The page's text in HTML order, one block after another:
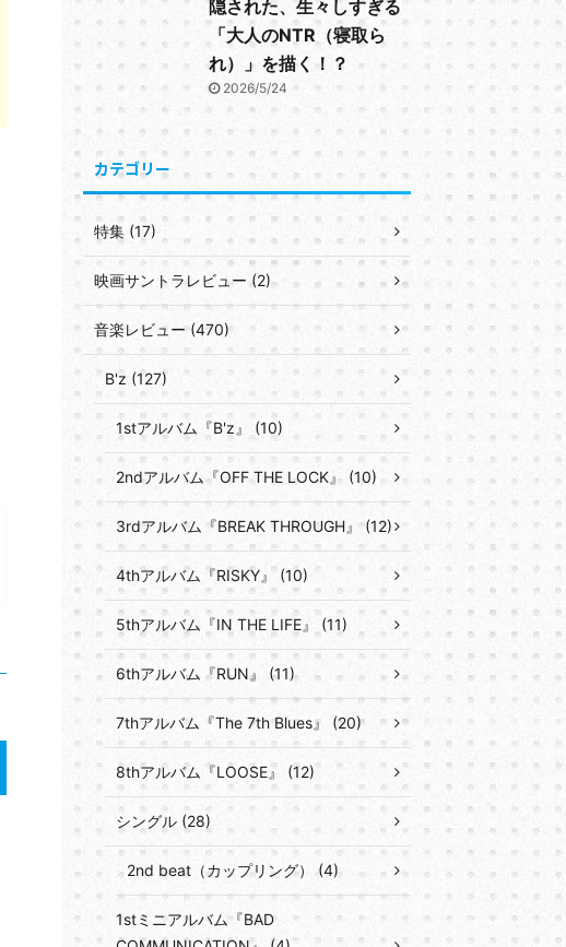
隠された、生々しすぎる
「大人のNTR（寝取ら
れ）」を描く！？
2026/5/24
カテゴリー
特集 (17)
映画サントラレビュー (2)
音楽レビュー (470)
B'z (127)
1stアルバム『B'z』 (10)
2ndアルバム『OFF THE LOCK』 (10)
3rdアルバム『BREAK THROUGH』 (12)
4thアルバム『RISKY』 (10)
5thアルバム『IN THE LIFE』 (11)
6thアルバム『RUN』 (11)
7thアルバム『The 7th Blues』 (20)
8thアルバム『LOOSE』 (12)
シングル (28)
2nd beat（カップリング） (4)
1stミニアルバム『BAD